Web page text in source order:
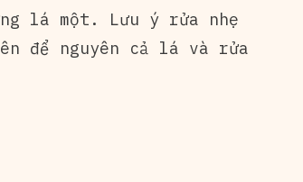
lá một. Lưu ý rửa nhẹ
để nguyên cả lá và rửa